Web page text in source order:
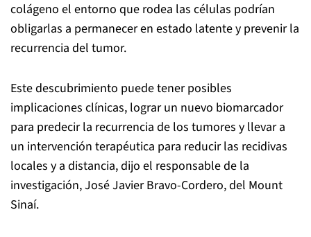
colágeno el entorno que rodea las células podrían
obligarlas a permanecer en estado latente y prevenir la
recurrencia del tumor.
Este descubrimiento puede tener posibles
implicaciones clínicas, lograr un nuevo biomarcador
para predecir la recurrencia de los tumores y llevar a
un intervención terapéutica para reducir las recidivas
locales y a distancia, dijo el responsable de la
investigación, José Javier Bravo-Cordero, del Mount
Sinaí.